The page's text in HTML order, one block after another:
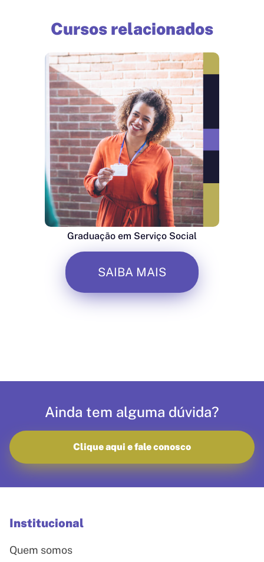
Cursos relacionados
Graduação em Serviço Social
SAIBA MAIS
Ainda tem alguma dúvida?
Clique aqui e fale conosco
Institucional
Quem somos